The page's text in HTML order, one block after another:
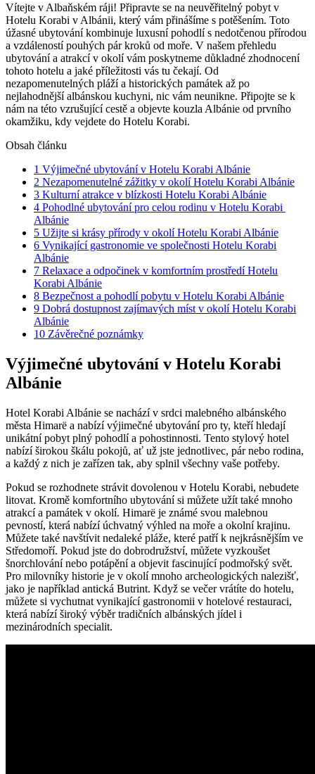
Vítejte v Albaňském ráji! Připravte se na neuvěřitelný pobyt v
Hotelu Korabi v​ Albánii, který vám ⁢přinášíme s potěšením. Toto
úžasné ubytování kombinuje luxusní pohodlí s nedotčenou přírodou
a vzdáleností pouhých pár ⁤kroků od ⁤moře. V našem přehledu
ubytování a atrakcí ​v okolí vám poskytneme důkladné zhodnocení⁢
tohoto‍ hotelu a ⁣jaké příležitosti vás tu čekají. Od
nezapomenutelných pláží a historických‌ památek až po
nejlahodnější albánskou kuchyni, ⁣nic vám neunikne. ‌Připojte se ‌k
‍nám na této vzrušující cestě⁣ a objevte kouzla Albánie ‌od⁢ prvního
okamžiku,​ kdy vejdete ‌do​ Hotelu Korabi.
Obsah článku
1 Výjimečné ubytování v Hotelu Korabi Albánie
2 Nezapomenutelné ⁣zážitky​ v okolí Hotelu Korabi Albánie
3 Kulturní atrakce v blízkosti Hotelu Korabi Albánie
4 Pohodlné ubytování pro celou rodinu v ‌Hotelu ​Korabi ​
Albánie
5 Užijte ‌si krásy přírody v okolí Hotelu Korabi Albánie
6 Vynikající gastronomie ve ⁣společnosti Hotelu Korabi
Albánie
7 Relaxace a ⁤odpočinek v komfortním prostředí Hotelu
Korabi Albánie
8 Bezpečnost ⁣a pohodlí ‌pobytu v Hotelu Korabi Albánie
9 Dobrá dostupnost ‌zajímavých míst v ⁣okolí Hotelu Korabi
‌Albánie
10 Závěrečné poznámky
Výjimečné ubytování v Hotelu Korabi
Albánie
Hotel⁢ Korabi Albánie se nachází v srdci malebného albánského
⁤města Himarë a‌ nabízí výjimečné ubytování pro ty, ‍kteří hledají​
unikátní⁢ pobyt plný pohodlí a ⁤pohostinnosti. Tento stylový hotel⁣
nabízí širokou škálu ​pokojů, ať už jste jednotlivec, pár nebo ​rodina,
a⁢ každý z nich⁤ je‍ zařízen tak,‍ aby splnil všechny ⁢vaše potřeby.
Pokud se ⁣rozhodnete strávit dovolenou v⁢ Hotelu ⁢Korabi, ⁣nebudete
litovat. Kromě komfortního ubytování si můžete užít také mnoho
atrakcí a památek v okolí. Himarë je známé svou malebnou
pevností, která‌ nabízí úchvatný⁢ výhled na moře ⁤a okolní krajinu.
Můžete ‍také‍ navštívit nedaleké pláže, které patří k nejkrásnějším ‍ve
Středomoří.⁣ Pokud jste do​ dobrodružství,‌ můžete vyzkoušet
šnorchlování ‌nebo potápění a objevit fascinující podmořský svět.
Pro milovníky historie je v okolí mnoho archeologických nalezišť,
jako je například‍ antická Butrint. Když‌ se večer vrátíte⁣ do hotelu,
můžete si vychutnat vynikající gastronomii v ‍hotelové‌ restauraci,⁤
která ⁣nabízí široký výběr tradičních albánských​ jídel i
mezinárodních‍ specialit.